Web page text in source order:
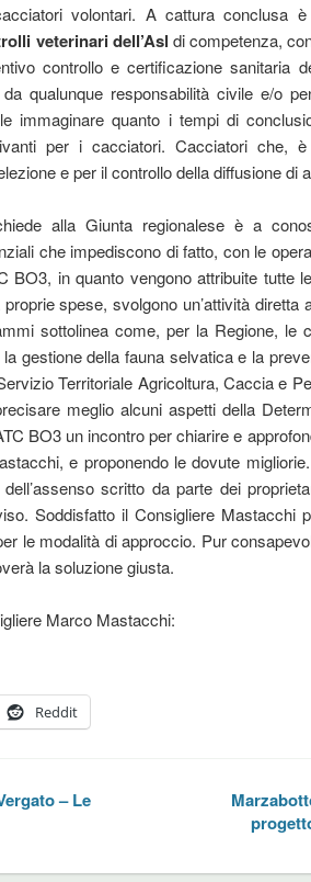
volontari. A cattura conclusa
veterinari dell’Asl di competenza,
controllo e certificazione sanitaria
qualunque responsabilità civile e/o
immaginare quanto i tempi di
per i cacciatori. Cacciatori che,
e per il controllo della diffusione di
alla Giunta regionalese è a
che impediscono di fatto, con le
BO3, in quanto vengono attribuite tutte
spese, svolgono un’attività
sottolinea come, per la Regione, le
la gestione della fauna selvatica e la
Territoriale Agricoltura, Caccia e
meglio alcuni aspetti della
BO3 un incontro per chiarire e
e proponendo le dovute
scritto da parte dei
Soddisfatto il Consigliere Mastacchi
le modalità di approccio. Pur
la soluzione giusta.
Marco Mastacchi:
Reddit
– Le